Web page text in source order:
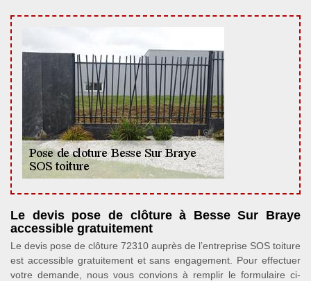
Le devis pose de clôture à Besse Sur Braye
accessible gratuitement
Le devis pose de clôture 72310 auprès de l’entreprise SOS toiture
est accessible gratuitement et sans engagement. Pour effectuer
votre demande, nous vous convions à remplir le formulaire ci-